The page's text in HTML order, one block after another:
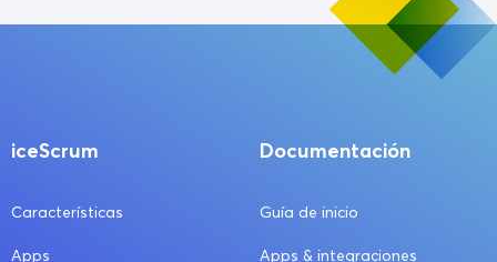
iceScrum
Características
Apps
Documentación
Guía de inicio
Apps & integraciones